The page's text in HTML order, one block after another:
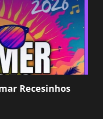
Recesinhos